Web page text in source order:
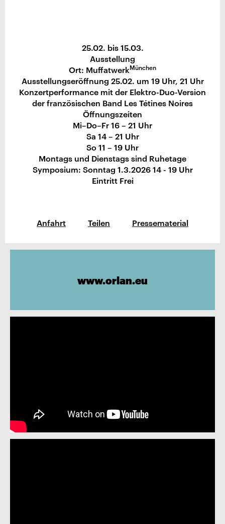
25.02. bis 15.03.
Ausstellung
Ort: MuffatwerkMünchen
Ausstellungseröffnung 25.02. um 19 Uhr, 21 Uhr
Konzertperformance mit der Elektro-Duo-Version
der französischen Band Les Tétines Noires
Öffnungszeiten
Mi–Do–Fr 16 – 21 Uhr
Sa 14 – 21 Uhr
So 11 – 19 Uhr
Montags und Dienstags sind Ruhetage
Symposium: Sonntag 1.3.2026 14 - 19 Uhr
Eintritt Frei
Anfahrt Teilen Pressematerial
www.orlan.eu